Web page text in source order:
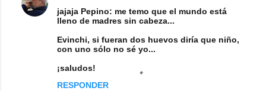
jajaja Pepino: me temo que el mundo está
lleno de madres sin cabeza...
Evinchi, si fueran dos huevos diría que niño,
con uno sólo no sé yo...
¡saludos!
RESPONDER